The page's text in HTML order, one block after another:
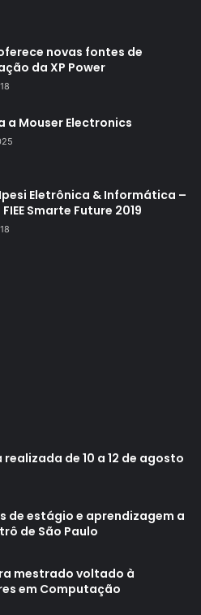
novas fontes de
da XP Power
a Mouser Electronics
Eletrônica & Informática –
Smarte Future 2019
de 10 a 12 de agosto
de estágio e aprendizagem a
de São Paulo
mestrado voltado à
em Computação